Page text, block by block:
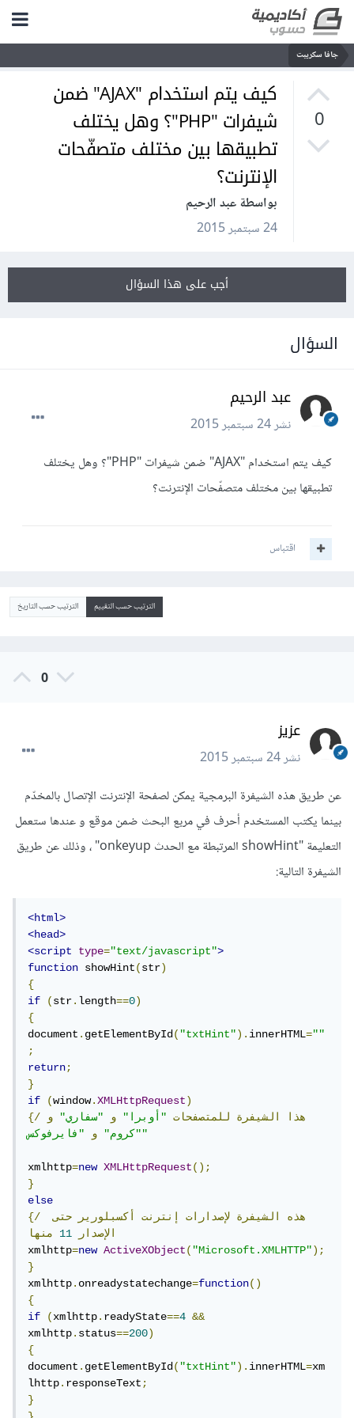
جافا سكريبت
0
كيف يتم استخدام "AJAX" ضمن
شيفرات "PHP"؟ وهل يختلف
تطبيقها بين مختلف متصفّحات
الإنترنت؟
بواسطة عبد الرحيم
24 سبتمبر 2015
أجب على هذا السؤال
السؤال
عبد الرحيم
نشر24 سبتمبر 2015
كيف يتم استخدام "AJAX" ضمن شيفرات "PHP"؟ وهل يختلف
تطبيقها بين مختلف متصفّحات الإنترنت؟
اقتباس
الترتيب حسب التقييم الترتيب حسب التاريخ
0
عزيز
نشر24 سبتمبر 2015
عن طريق هذه الشيفرة البرمجية يمكن لصفحة الإنترنت الإتصال بالمخدّم
بينما يكتب المستخدم أحرف في مربع البحث ضمن موقع و عندها ستعمل
التعليمة "showHint المرتبطة مع الحدث onkeyup" ، وذلك عن طريق
الشيفرة التالية:
<html>
<head>
<script
type="text/javascript">
function showHint(str)
{
if
(str.length==0)
{
document.getElementById("txtHint").innerHTML=""
;
return;
}
if
(window.XMLHttpRequest)
{/هذا
الشيفرة للمتصفحات "أوبرا" و "سفاري"
و
"كروم"
و "فايرفوكس"
xmlhttp=new XMLHttpRequest();
}
else
{/
هذه الشيفرة لإصدارات إنترنت أكسبلورير
حتى
الإصدار
11
منها
xmlhttp=new ActiveXObject("Microsoft.XMLHTTP");
}
xmlhttp.onreadystatechange=function()
{
if
(xmlhttp.readyState==4
&&
xmlhttp.status==200)
{
document.getElementById("txtHint").innerHTML=xm
lhttp.responseText;
}